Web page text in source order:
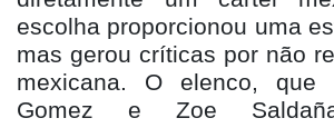
escolha proporcionou uma
mas gerou críticas por não
mexicana. O elenco, que
Gomez e Zoe